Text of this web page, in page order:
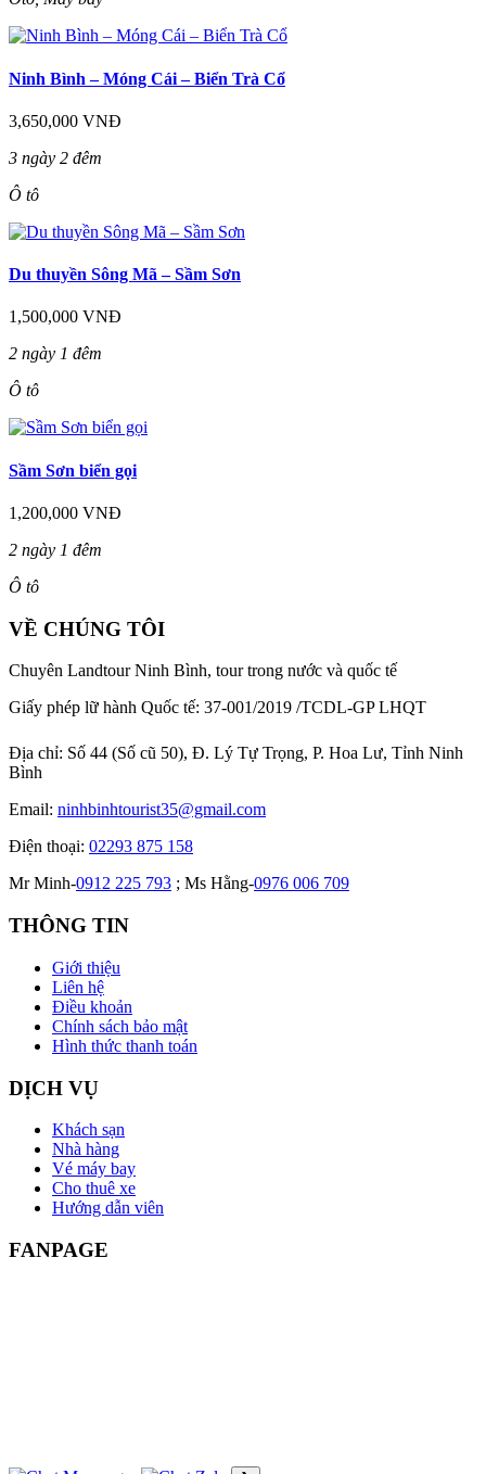
Ninh Bình – Móng Cái – Biển Trà Cổ
3,650,000 VNĐ
3 ngày 2 đêm
Ô tô
Du thuyền Sông Mã – Sầm Sơn
1,500,000 VNĐ
2 ngày 1 đêm
Ô tô
Sầm Sơn biển gọi
1,200,000 VNĐ
2 ngày 1 đêm
Ô tô
VỀ CHÚNG TÔI
Chuyên Landtour Ninh Bình, tour trong nước và quốc tế
Giấy phép lữ hành Quốc tế: 37-001/2019 /TCDL-GP LHQT
Địa chỉ: Số 44 (Số cũ 50), Đ. Lý Tự Trọng, P. Hoa Lư, Tỉnh Ninh
Bình
Email: ninhbinhtourist35@gmail.com
Điện thoại: 02293 875 158
Mr Minh-0912 225 793 ; Ms Hằng-0976 006 709
THÔNG TIN
Giới thiệu
Liên hệ
Điều khoản
Chính sách bảo mật
Hình thức thanh toán
DỊCH VỤ
Khách sạn
Nhà hàng
Vé máy bay
Cho thuê xe
Hướng dẫn viên
FANPAGE